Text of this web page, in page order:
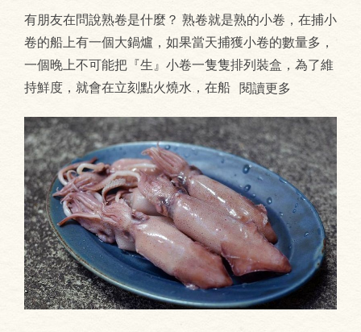
有朋友在問說熟卷是什麼？ 熟卷就是熟的小卷，在捕小
卷的船上有一個大鍋爐，如果當天捕獲小卷的數量多，
一個晚上不可能把『生』小卷一隻隻排列裝盒，為了維
持鮮度，就會在立刻點火燒水，在船 閱讀更多